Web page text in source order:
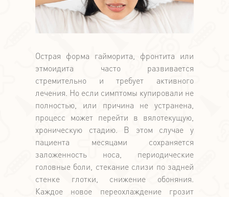
Острая форма гайморита, фронтита или
этмоидита часто развивается
стремительно и требует активного
лечения. Но если симптомы купировали не
полностью, или причина не устранена,
процесс может перейти в вялотекущую,
хроническую стадию. В этом случае у
пациента месяцами сохраняется
заложенность носа, периодические
головные боли, стекание слизи по задней
стенке глотки, снижение обоняния.
Каждое новое переохлаждение грозит